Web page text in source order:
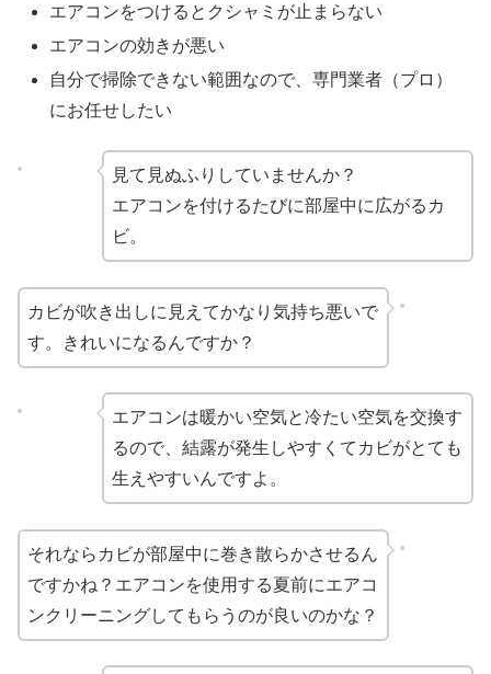
エアコンをつけるとクシャミが止まらない
エアコンの効きが悪い
自分で掃除できない範囲なので、専門業者（プロ）
にお任せしたい
見て見ぬふりしていませんか？
エアコンを付けるたびに部屋中に広がるカ
ビ。
カビが吹き出しに見えてかなり気持ち悪いで
す。きれいになるんですか？
エアコンは暖かい空気と冷たい空気を交換す
るので、結露が発生しやすくてカビがとても
生えやすいんですよ。
それならカビが部屋中に巻き散らかさせるん
ですかね？エアコンを使用する夏前にエアコ
ンクリーニングしてもらうのが良いのかな？